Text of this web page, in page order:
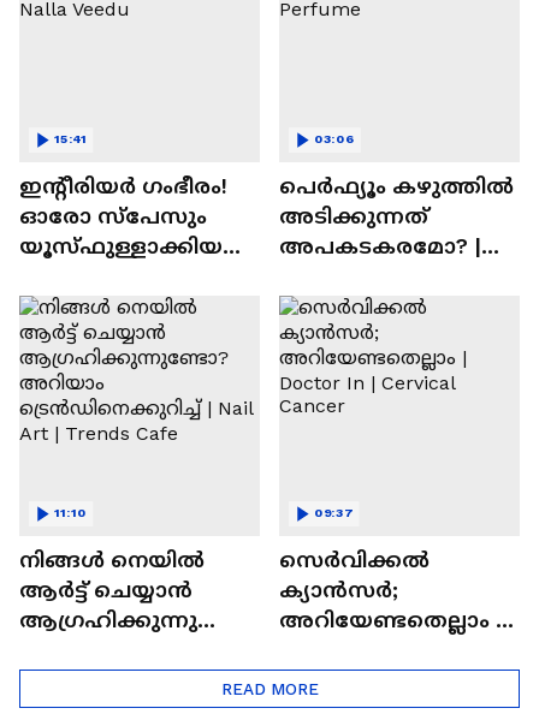
ഇന്റീരിയർ ഗംഭീരം!
ഓരോ സ്‌പേസും
യൂസ്ഫുള്ളാക്കിയ
15:41
പെർഫ്യൂം കഴുത്തിൽ
അടിക്കുന്നത്
അപകടകരമോ? |
03:06
നിങ്ങൾ നെയിൽ
ആർട്ട് ചെയ്യാൻ
ആഗ്രഹിക്കുന്നുണ്ടോ
ട്രെൻഡിനെക്കുറിച്ച് |
Nail Art | Trends Cafe
11:10
സെർവിക്കൽ
ക്യാൻസർ;
അറിയേണ്ടതെല്ലാം |
Cancer
09:37
READ MORE